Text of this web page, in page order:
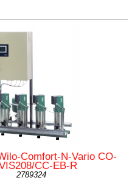
Comfort-N-Vario CO-
CC-EB-R
2789324